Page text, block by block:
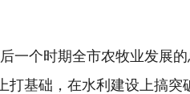
一个时期全市农牧业发展
基础，在水利建设上搞突